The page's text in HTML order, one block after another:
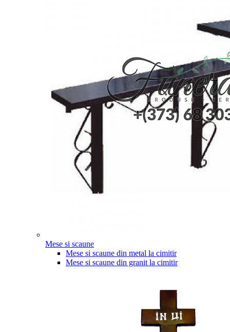
Mese si scaune
Mese si scaune din metal la cimitir
Mese si scaune din granit la cimitir